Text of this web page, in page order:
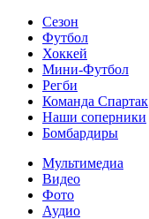
Сезон
Футбол
Хоккей
Мини-Футбол
Регби
Команда Спартак
Наши соперники
Бомбардиры
Мультимедиа
Видео
Фото
Аудио